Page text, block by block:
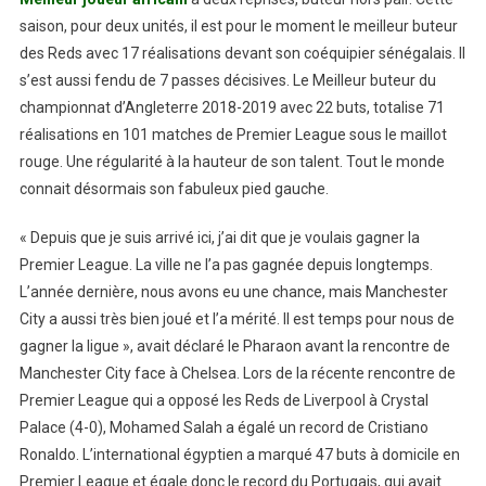
saison, pour deux unités, il est pour le moment le meilleur buteur
des Reds avec 17 réalisations devant son coéquipier sénégalais. Il
s’est aussi fendu de 7 passes décisives. Le Meilleur buteur du
championnat d’Angleterre 2018-2019 avec 22 buts, totalise 71
réalisations en 101 matches de Premier League sous le maillot
rouge. Une régularité à la hauteur de son talent. Tout le monde
connait désormais son fabuleux pied gauche.
« Depuis que je suis arrivé ici, j’ai dit que je voulais gagner la
Premier League. La ville ne l’a pas gagnée depuis longtemps.
L’année dernière, nous avons eu une chance, mais Manchester
City a aussi très bien joué et l’a mérité. Il est temps pour nous de
gagner la ligue », avait déclaré le Pharaon avant la rencontre de
Manchester City face à Chelsea. Lors de la récente rencontre de
Premier League qui a opposé les Reds de Liverpool à Crystal
Palace (4-0), Mohamed Salah a égalé un record de Cristiano
Ronaldo. L’international égyptien a marqué 47 buts à domicile en
Premier League et égale donc le record du Portugais, qui avait